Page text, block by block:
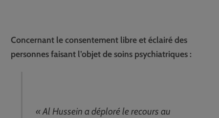
Concernant le consentement libre et éclairé des
personnes faisant l’objet de soins psychiatriques :
« Al Hussein a déploré le recours au